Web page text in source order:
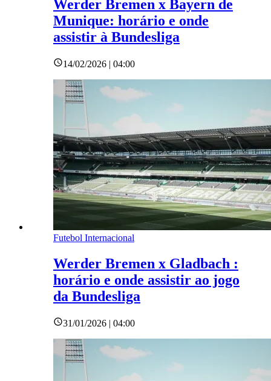
Werder Bremen x Bayern de
Munique: horário e onde
assistir à Bundesliga
14/02/2026 | 04:00
Futebol Internacional
Werder Bremen x Gladbach :
horário e onde assistir ao jogo
da Bundesliga
31/01/2026 | 04:00